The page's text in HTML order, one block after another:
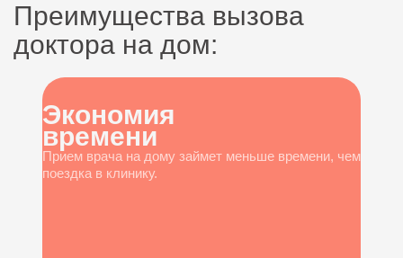
Преимущества вызова
доктора на дом:
Экономия
времени
Прием врача на дому займет меньше времени, чем
поездка в клинику.